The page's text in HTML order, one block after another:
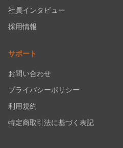
社員インタビュー
採用情報
サポート
お問い合わせ
プライバシーポリシー
利用規約
特定商取引法に基づく表記